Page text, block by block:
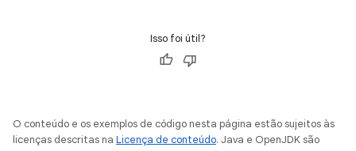
Isso foi útil?
O conteúdo e os exemplos de código nesta página estão sujeitos às
licenças descritas na Licença de conteúdo. Java e OpenJDK são